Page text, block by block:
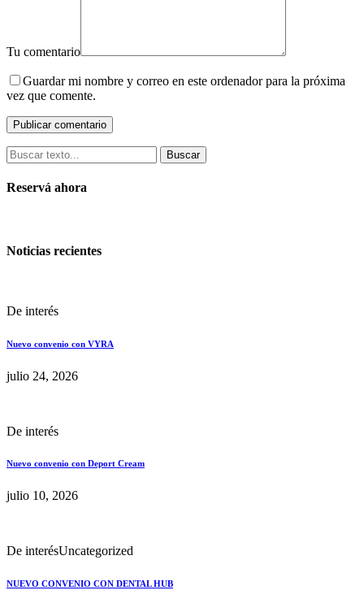
Tu comentario
Guardar mi nombre y correo en este ordenador para la próxima
vez que comente.
Buscar
Reservá ahora
Noticias recientes
De interés
Nuevo convenio con VYRA
julio 24, 2026
De interés
Nuevo convenio con Deport Cream
julio 10, 2026
De interésUncategorized
NUEVO CONVENIO CON DENTAL HUB